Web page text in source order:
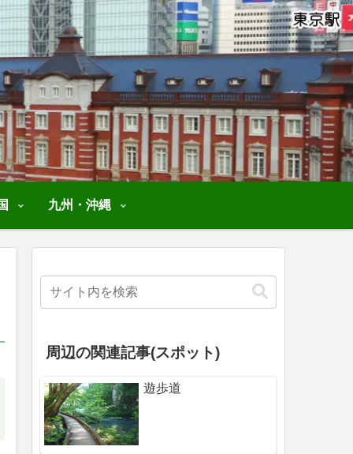
九州・沖縄
周辺の関連記事(スポット)
遊歩道